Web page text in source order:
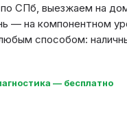
камера
котел
СПб, выезжаем на
— на компонентном
способом:
— бесплатно